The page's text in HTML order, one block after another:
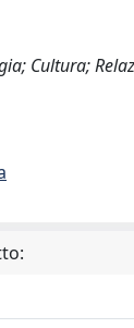
Cultura;